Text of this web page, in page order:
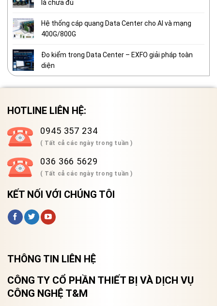
là chưa đủ
Hệ thống cáp quang Data Center cho AI và mạng
400G/800G
Đo kiểm trong Data Center – EXFO giải pháp toàn
diện
HOTLINE LIÊN HỆ:
0945 357 234
( Tất cả các ngày trong tuần )
036 366 5629
( Tất cả các ngày trong tuần )
KẾT NỐI VỚI CHÚNG TÔI
THÔNG TIN LIÊN HỆ
CÔNG TY CỔ PHẦN THIẾT BỊ VÀ DỊCH VỤ
CÔNG NGHỆ T&M